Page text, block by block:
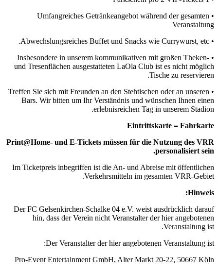
• Umfangreiches Getränkeangebot während der gesamten
Veranstaltung
• Abwechslungsreiches Buffet und Snacks wie Currywurst, etc.
• Insbesondere in unserem kommunikativen mit großen Theken-
und Tresenflächen ausgestatteten LaOla Club ist es nicht möglich
Tische zu reservieren.
• Treffen Sie sich mit Freunden an den Stehtischen oder an unseren
Bars. Wir bitten um Ihr Verständnis und wünschen Ihnen einen
erlebnisreichen Tag in unserem Stadion.
Eintrittskarte = Fahrkarte
Print@Home- und E-Tickets müssen für die Nutzung des VRR
personalisiert sein.
Im Ticketpreis inbegriffen ist die An- und Abreise mit öffentlichen
Verkehrsmitteln im gesamten VRR-Gebiet.
Hinweis:
Der FC Gelsenkirchen-Schalke 04 e.V. weist ausdrücklich darauf
hin, dass der Verein nicht Veranstalter der hier angebotenen
Veranstaltung ist.
Der Veranstalter der hier angebotenen Veranstaltung ist:
Pro-Event Entertainment GmbH, Alter Markt 20-22, 50667 Köln